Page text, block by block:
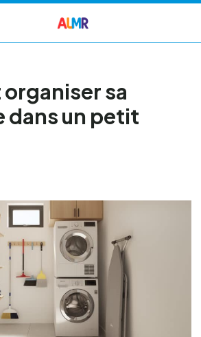
sa
dans un petit